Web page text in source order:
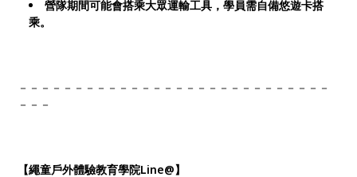
營隊期間可能會搭乘大眾運輸工具，學員需自備悠遊卡搭
乘。
－－－－－－－－－－－－－－－－－－－－－－－－－－－－
－－－
【繩童戶外體驗教育學院Line@】